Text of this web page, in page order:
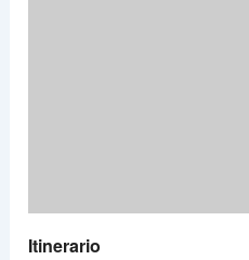
Itinerario